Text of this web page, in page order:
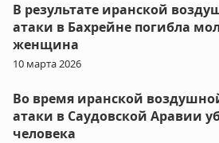
В результате иранской
атаки в Бахрейне погибла
женщина
10 марта 2026
Во время иранской
атаки в Саудовской Аравии
человека